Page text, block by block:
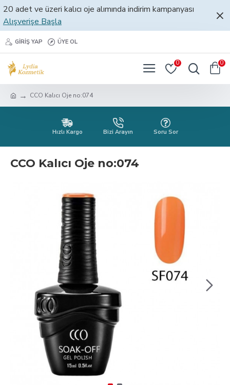
20 adet ve üzeri kalıcı oje alımında indirim kampanyası
Alışverişe Başla
GIRIŞ YAP ÜYE OL
0 0
CCO Kalıcı Oje no:074
Hızlı Kargo Bizi Arayın Soru Sor
CCO Kalıcı Oje no:074